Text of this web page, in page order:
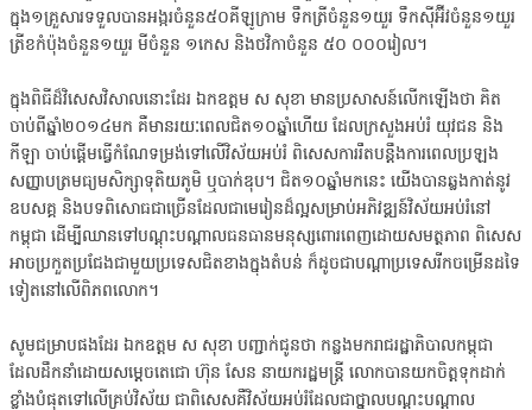
ក្នុង១គ្រួសារទទួលបានអង្ករចំនួន៥០គីឡូក្រាម ទឹកត្រីចំនួន១យួរ ទឹកស៊ីអ៊ីវចំនួន១យួរ
ត្រីខកំប៉ុងចំនួន១យួរ មីចំនួន ១កេស និងថវិកាចំនួន ៥០ ០០០រៀល។
ក្នុងពិធីដ៏វិសេសវិសាលនោះដែរ ឯកឧត្តម ស សុខា មានប្រសាសន៍លើកឡើងថា គិត
ចាប់ពីឆ្នាំ២០១៤មក គឺមានរយៈពេលជិត១០ឆ្នាំហើយ ដែលក្រសួងអប់រំ យុវជន និង
កីឡា ចាប់ផ្តើមធ្វើកំណែទម្រង់ទៅលើវិស័យអប់រំ ពិសេសការរឹតបន្តឹងការពេលប្រឡង
សញ្ញាបត្រមធ្យមសិក្សាទុតិយភូមិ ឬបាក់ឌុប។ ជិត១០ឆ្នាំមកនេះ យើងបានឆ្លងកាត់នូវ
ឧបសគ្គ និងបទពិសោធជាច្រើនដែលជាមេរៀនដ៏ល្អសម្រាប់អភិវឌ្ឍន៍វិស័យអប់រំនៅ
កម្ពុជា ដើម្បីឈានទៅបណ្តុះបណ្តាលធនធានមនុស្សពោរពេញដោយសមត្ថភាព ពិសេស
អាចប្រកួតប្រជែងជាមួយប្រទេសជិតខាងក្នុងតំបន់ ក៏ដូចជាបណ្តាប្រទេសរីកចម្រើនដទៃ
ទៀតនៅលើពិភពលោក។
សូមជម្រាបផងដែរ ឯកឧត្តម ស សុខា បញ្ជាក់ជូនថា កន្លងមករាជរដ្ឋាភិបាលកម្ពុជា
ដែលដឹកនាំដោយសម្ដេចតេជោ ហ៊ុន សែន នាយករដ្ឋមន្ត្រី លោកបានយកចិត្តទុកដាក់
ខ្លាំងបំផុតទៅលើគ្រប់វិស័យ ជាពិសេសគឺវិស័យអប់រំដែលជាថ្នាលបណ្ដុះបណ្ដាល